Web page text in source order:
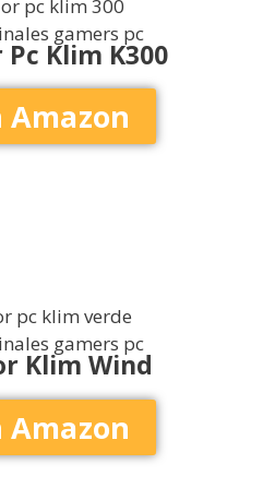
Klim K300
Amazon
Klim Wind
Amazon